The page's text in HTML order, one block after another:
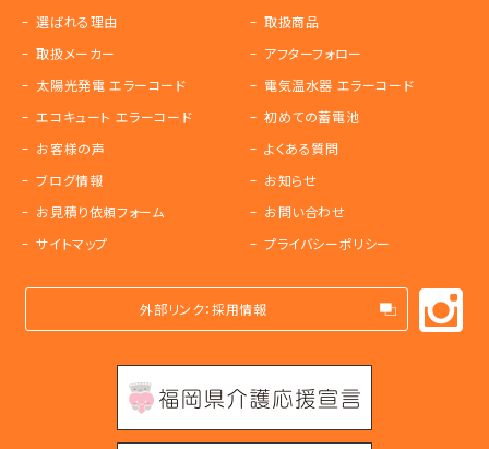
選ばれる理由
取扱商品
取扱メーカー
アフターフォロー
太陽光発電 エラーコード
電気温水器 エラーコード
エコキュート エラーコード
初めての蓄電池
お客様の声
よくある質問
ブログ情報
お知らせ
お見積り依頼フォーム
お問い合わせ
サイトマップ
プライバシーポリシー
外部リンク：採用情報